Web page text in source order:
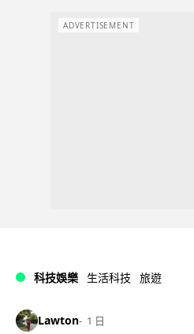
ADVERTISEMENT
科技娛樂 生活科技 旅遊
Lawton 1 日